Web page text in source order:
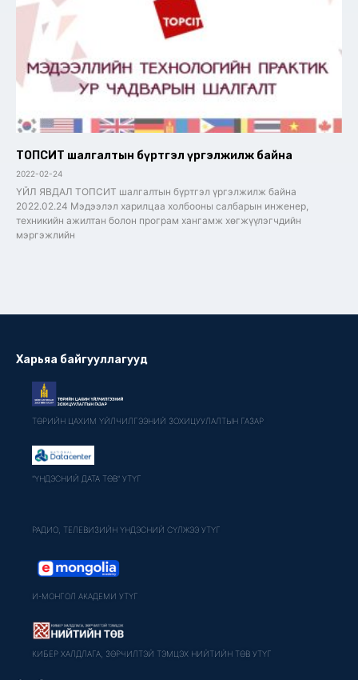
ТОПСИТ шалгалтын бүртгэл үргэлжилж байна
2022-02-24
ҮЙЛ ЯВДАЛ ТОПСИТ шалгалтын бүртгэл үргэлжилж байна
2022.02.24 Мэдээлэл харилцаа холбооны салбарын инженер,
техникийн ажилтан болон програм хангамж хөгжүүлэгчдийн
мэргэжлийн
Харьяа байгууллагууд
ТӨРИЙН ЦАХИМ ҮЙЛЧИЛГЭЭНИЙ ЗОХИЦУУЛАЛТЫН ГАЗАР
"ҮНДЭСНИЙ ДАТА ТӨВ" УТҮГ
РАДИО, ТЕЛЕВИЗИЙН ҮНДЭСНИЙ СҮЛЖЭЭ УТҮГ
И-МОНГОЛ АКАДЕМИ УТҮГ
КИБЕР ХАЛДЛАГА, ЗӨРЧИЛТЭЙ ТЭМЦЭХ НИЙТИЙН ТӨВ УТҮГ